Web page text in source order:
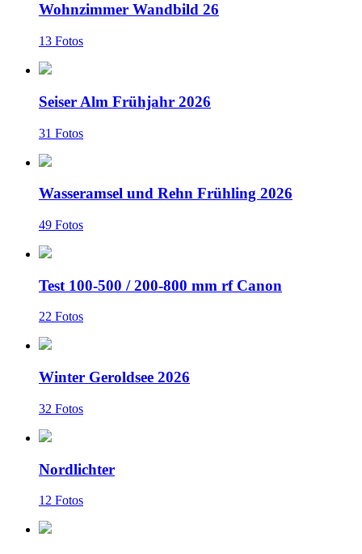
Wohnzimmer Wandbild 26
13 Fotos
Seiser Alm Frühjahr 2026
31 Fotos
Wasseramsel und Rehn Frühling 2026
49 Fotos
Test 100-500 / 200-800 mm rf Canon
22 Fotos
Winter Geroldsee 2026
32 Fotos
Nordlichter
12 Fotos